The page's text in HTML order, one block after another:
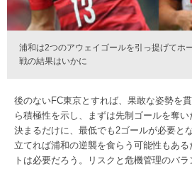
浦和は2つのアウェイゴールを引っ提げてホ
戦の結果はいかに
後のないFC東京とすれば、果敢な姿勢を
ら積極性を示し、まずは先制ゴールを奪
決まるだけに、最低でも2ゴールが必要と
立てれば浦和の逆襲を食らう可能性もあ
トは必要だろう。リスクと危機管理のバラ